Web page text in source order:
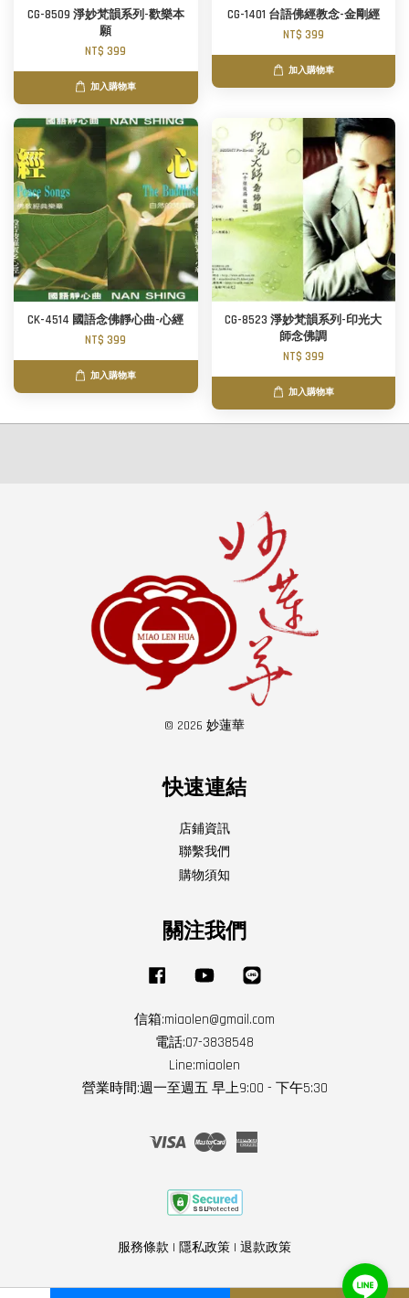
CG-8509 淨妙梵韻系列-歡樂本
願
NT$ 399
加入購物車
CG-1401 台語佛經教念-金剛經
NT$ 399
加入購物車
CK-4514 國語念佛靜心曲-心經
NT$ 399
加入購物車
CG-8523 淨妙梵韻系列-印光大
師念佛調
NT$ 399
加入購物車
© 2026 妙蓮華
快速連結
店鋪資訊
聯繫我們
購物須知
關注我們
Facebook YouTube
信箱:miaolen@gmail.com
電話:07-3838548
Line:miaolen
營業時間:週一至週五 早上9:00 - 下午5:30
Visa Master
服務條款 | 隱私政策 | 退款政策